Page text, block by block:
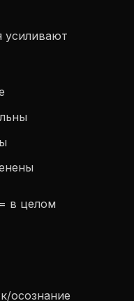
усиливают
в целом
осознание